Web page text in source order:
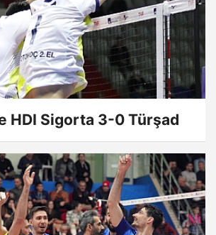
HDI Sigorta 3-0 Türşad